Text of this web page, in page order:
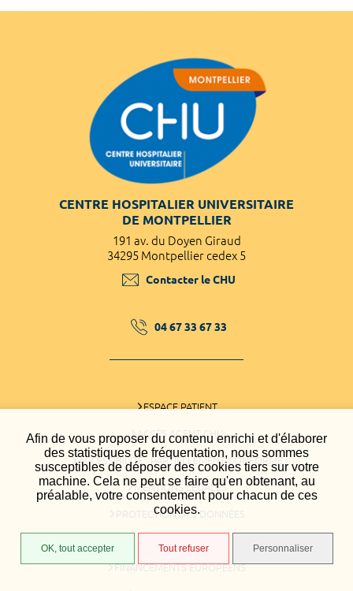
Afin de vous proposer du contenu enrichi et d'élaborer
des statistiques de fréquentation, nous sommes
susceptibles de déposer des cookies tiers sur votre
machine. Cela ne peut se faire qu'en obtenant, au
préalable, votre consentement pour chacun de ces
cookies.
OK, tout accepter Tout refuser Personnaliser
CENTRE HOSPITALIER UNIVERSITAIRE
DE MONTPELLIER
191 av. du Doyen Giraud
34295 Montpellier cedex 5
Contacter le CHU
04 67 33 67 33
ESPACE PATIENT
ACCÈS AGENT CHU
ACCESSIBILITÉ : PARTIELLEMENT CONFORME
MENTIONS LÉGALES
PROTECTION DES DONNÉES
FINANCEMENTS EUROPÉENS